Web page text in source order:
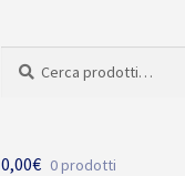
0,00€ 0 prodotti